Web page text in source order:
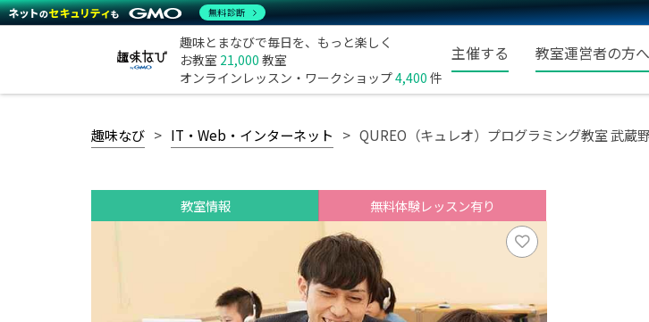
趣味とまなびで毎日を、もっと楽しく
お教室 21,000 教室
オンラインレッスン・ワークショップ4,400 件
主催する 教室運営者の方へ
趣味なび IT・Web・インターネット QUREO（キュレオ）プログラミング教室 武蔵
教室情報 無料体験レッスン有り
無料診断